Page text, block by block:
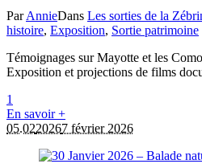
ParAnnieDans Les sorties de la
histoire, Exposition, Sortie patrimoine
Témoignages sur Mayotte et les
Exposition et projections de films
1
En savoir +
05.0220267 février 2026